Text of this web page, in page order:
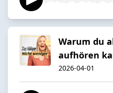
Warum du
aufhören
2026-04-01